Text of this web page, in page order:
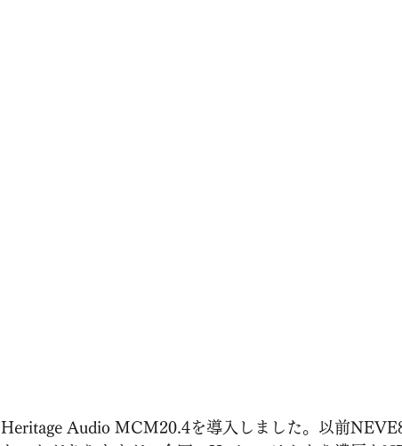
Heritage Audio MCM20.4を導入しました。以前